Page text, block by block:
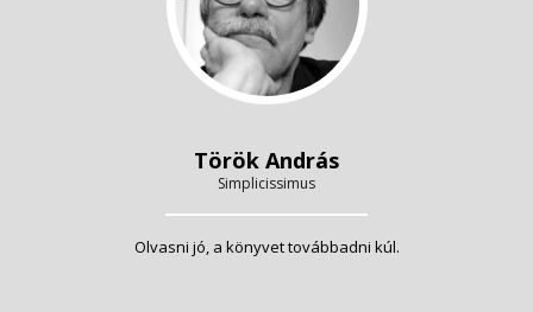
Török András
Simplicissimus
Olvasni jó, a könyvet továbbadni kúl.